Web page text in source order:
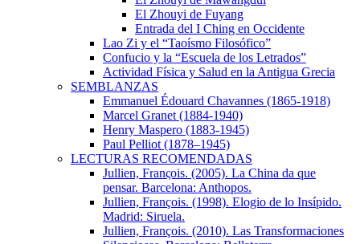
El Zhouyi de Fuyang
Entrada del I Ching en Occidente
Lao Zi y el “Taoísmo Filosófico”
Confucio y la “Escuela de los Letrados”
Actividad Física y Salud en la Antigua Grecia
SEMBLANZAS
Emmanuel Édouard Chavannes (1865-1918)
Marcel Granet (1884-1940)
Henry Maspero (1883-1945)
Paul Pelliot (1878–1945)
LECTURAS RECOMENDADAS
Jullien, Franςois. (2005). La China da que
pensar. Barcelona: Anthopos.
Jullien, François. (1998). Elogio de lo Insípido.
Madrid: Siruela.
Jullien, François. (2010). Las Transformaciones